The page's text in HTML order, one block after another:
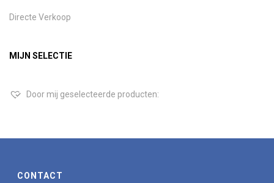
Directe Verkoop
MIJN SELECTIE
Door mij geselecteerde producten:
CONTACT